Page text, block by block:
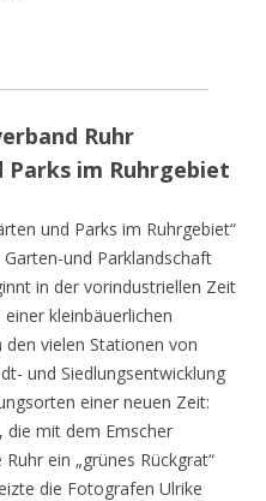
Ruhr
Parks im Ruhrgebiet
und Parks im Ruhrgebiet“
und Parklandschaft
in der vorindustriellen Zeit
kleinbäuerlichen
vielen Stationen von
und Siedlungsentwicklung
einer neuen Zeit:
die mit dem Emscher
ein „grünes Rückgrat“
die Fotografen Ulrike